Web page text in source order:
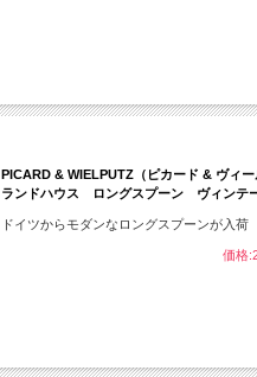
PICARD & WIELPUTZ（ピカード & ヴィー
ランドハウス ロングスプーン ヴィンテ
ドイツからモダンなロングスプーンが入荷
価格